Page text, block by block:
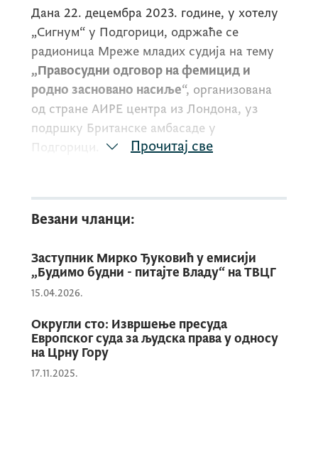
Дана 22. децембра 2023. године, у хотелу
„Сигнум“ у Подгорици, одржаће се
радионица Мреже младих судија на тему
„Правосудни одговор на фемицид и
родно засновано насиље“, организована
од стране АИРЕ центра из Лондона, уз
подршку Британске амбасаде у
Подгорици.
Повод за организовање ове радионице је и
представљање публикације
односу на Црну Гору за 2022. годину“
коју Канцеларија заступника
традиционално, већ пету годину, израђује
Анализа садржи преглед пресуда и одлука
Прочитај све
Везани чланци:
Заступник Мирко Ђуковић у емисији
„Будимо будни - питајте Владу“ на ТВЦГ
15.04.2026.
Округли сто: Извршење пресуда
Европског суда за људска права у односу
на Црну Гору
17.11.2025.